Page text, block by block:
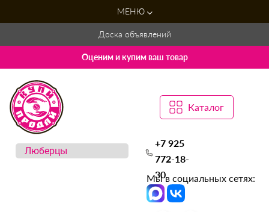
МЕНЮ
Доска объявлений
Оценим и купим ваш товар
Каталог
+7 925
772-18-
30
Мы в социальных сетях: